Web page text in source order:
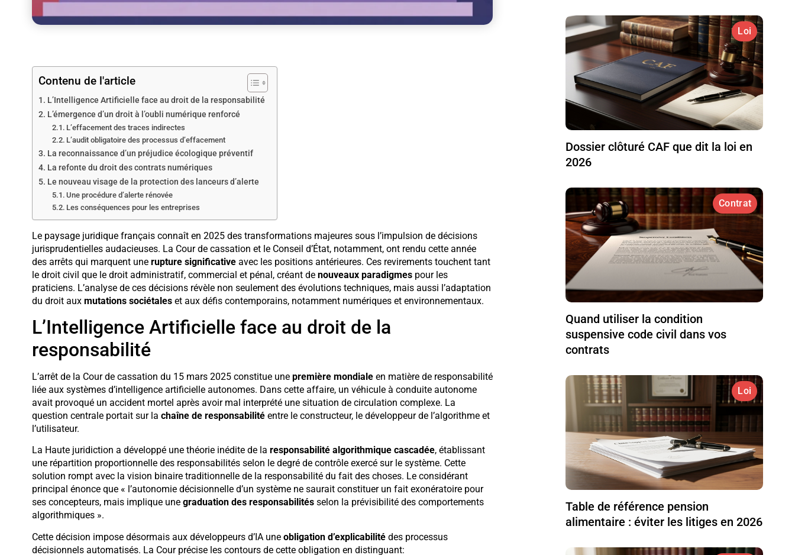
Contenu de l'article
L’Intelligence Artificielle face au droit de la responsabilité
L’émergence d’un droit à l’oubli numérique renforcé
L’effacement des traces indirectes
L’audit obligatoire des processus d’effacement
La reconnaissance d’un préjudice écologique préventif
La refonte du droit des contrats numériques
Le nouveau visage de la protection des lanceurs d’alerte
Une procédure d’alerte rénovée
Les conséquences pour les entreprises
Le paysage juridique français connaît en 2025 des transformations majeures sous l’impulsion de décisions
jurisprudentielles audacieuses. La Cour de cassation et le Conseil d’État, notamment, ont rendu cette année
des arrêts qui marquent une rupture significativeavec les positions antérieures. Ces revirements touchent tant
le droit civil que le droit administratif, commercial et pénal, créant de nouveaux paradigmespour les
praticiens. L’analyse de ces décisions révèle non seulement des évolutions techniques, mais aussi l’adaptation
du droit aux mutations sociétaleset aux défis contemporains, notamment numériques et environnementaux.
L’Intelligence Artificielle face au droit de la
responsabilité
L’arrêt de la Cour de cassation du 15 mars 2025 constitue une première mondialeen matière de responsabilité
liée aux systèmes d’intelligence artificielle autonomes. Dans cette affaire, un véhicule à conduite autonome
avait provoqué un accident mortel après avoir mal interprété une situation de circulation complexe. La
question centrale portait sur la chaîne de responsabilitéentre le constructeur, le développeur de l’algorithme et
l’utilisateur.
La Haute juridiction a développé une théorie inédite de la responsabilité algorithmique cascadée, établissant
une répartition proportionnelle des responsabilités selon le degré de contrôle exercé sur le système. Cette
solution rompt avec la vision binaire traditionnelle de la responsabilité du fait des choses. Le considérant
principal énonce que « l’autonomie décisionnelle d’un système ne saurait constituer un fait exonératoire pour
ses concepteurs, mais implique une graduation des responsabilitésselon la prévisibilité des comportements
algorithmiques ».
Cette décision impose désormais aux développeurs d’IA une obligation d’explicabilitédes processus
décisionnels automatisés. La Cour précise les contours de cette obligation en distinguant:
Loi
Dossier clôturé CAF que dit la loi en
2026
Contrat
Quand utiliser la condition
suspensive code civil dans vos
contrats
Loi
Table de référence pension
alimentaire : éviter les litiges en 2026